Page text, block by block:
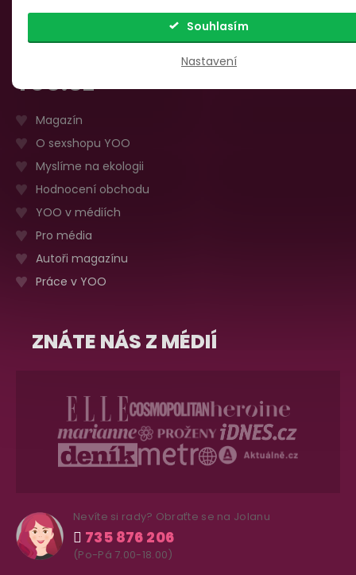
Nastavení
Souhlasím
Zpětný odběr elektrozařízení a baterií
YOO.CZ
Magazín
O sexshopu YOO
Myslíme na ekologii
Hodnocení obchodu
YOO v médiích
Pro média
Autoři magazínu
Práce v YOO
ZNÁTE NÁS Z MÉDIÍ
Nevíte si rady? Obraťte se na Jolanu
735 876 206
(Po-Pá 7.00-18.00)